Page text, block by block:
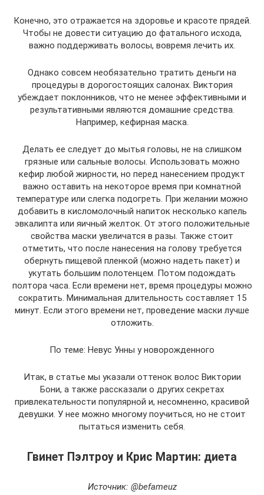
Конечно, это отражается на здоровье и красоте прядей.
Чтобы не довести ситуацию до фатального исхода,
важно поддерживать волосы, вовремя лечить их.
Однако совсем необязательно тратить деньги на
процедуры в дорогостоящих салонах. Виктория
убеждает поклонников, что не менее эффективными и
результативными являются домашние средства.
Например, кефирная маска.
Делать ее следует до мытья головы, не на слишком
грязные или сальные волосы. Использовать можно
кефир любой жирности, но перед нанесением продукт
важно оставить на некоторое время при комнатной
температуре или слегка подогреть. При желании можно
добавить в кисломолочный напиток несколько капель
эвкалипта или яичный желток. От этого положительные
свойства маски увеличатся в разы. Также стоит
отметить, что после нанесения на голову требуется
обернуть пищевой пленкой (можно надеть пакет) и
укутать большим полотенцем. Потом подождать
полтора часа. Если времени нет, время процедуры можно
сократить. Минимальная длительность составляет 15
минут. Если этого времени нет, проведение маски лучше
отложить.
По теме: Невус Унны у новорожденного
Итак, в статье мы указали оттенок волос Виктории
Бони, а также рассказали о других секретах
привлекательности популярной и, несомненно, красивой
девушки. У нее можно многому поучиться, но не стоит
пытаться изменить себя.
Гвинет Пэлтроу и Крис Мартин: диета
Источник: @befameuz